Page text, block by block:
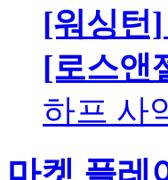
[워싱턴]
[로스앤
하프 사